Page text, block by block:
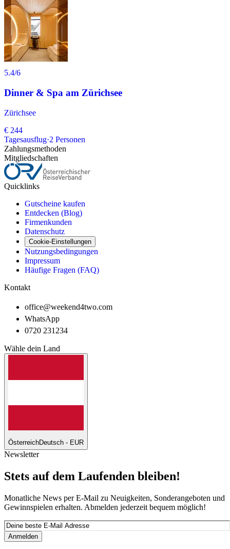
5.4/6
Dinner & Spa am Zürichsee
Zürichsee
€ 244
Tagesausflug·2 Personen
Zahlungsmethoden
Mitgliedschaften
Quicklinks
Gutscheine kaufen
Entdecken (Blog)
Firmenkunden
Datenschutz
Cookie-Einstellungen
Nutzungsbedingungen
Impressum
Häufige Fragen (FAQ)
Kontakt
office@weekend4two.com
WhatsApp
0720 231234
Wähle dein Land
ÖsterreichDeutsch - EUR
Newsletter
Stets auf dem Laufenden bleiben!
Monatliche News per E-Mail zu Neuigkeiten, Sonderangeboten und
Gewinnspielen erhalten. Abmelden jederzeit bequem möglich!
Anmelden